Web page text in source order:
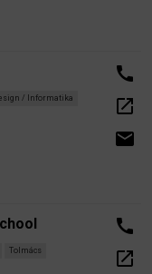
/ Informatika
call
open_in_new
email
Tolmács
call
open_in_new